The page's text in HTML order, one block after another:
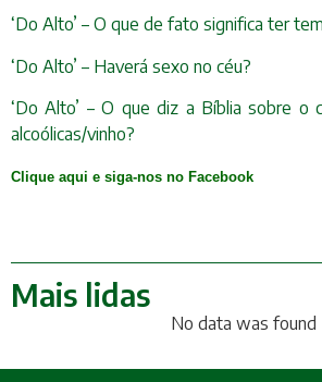
‘Do Alto’ – O que de fato significa ter
‘Do Alto’ – Haverá sexo no céu?
‘Do Alto’ – O que diz a Bíblia sobre o
alcoólicas/vinho?
Clique aqui e siga-nos no Facebook
Mais lidas
No data was found